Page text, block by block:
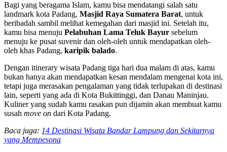
Bagi yang beragama Islam, kamu bisa mendatangi salah satu
landmark kota Padang, Masjid Raya Sumatera Barat, untuk
beribadah sambil melihat kemegahan dari masjid ini. Setelah itu,
kamu bisa menuju Pelabuhan Lama Teluk Bayur sebelum
menuju ke pusat suvenir dan oleh-oleh untuk mendapatkan oleh-
oleh khas Padang, karipik balado.
Dengan itinerary wisata Padang tiga hari dua malam di atas, kamu
bukan hanya akan mendapatkan kesan mendalam mengenai kota ini,
tetapi juga merasakan pengalaman yang tidak terlupakan di destinasi
lain, seperti yang ada di Kota Bukittinggi, dan Danau Maninjau.
Kuliner yang sudah kamu rasakan pun dijamin akan membuat kamu
susah move on dari Kota Padang.
Baca juga: 14 Destinasi Wisata Bandar Lampung dan Sekitarnya
yang Mempesona